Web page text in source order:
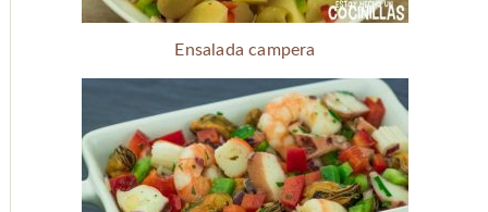
Ensalada campera